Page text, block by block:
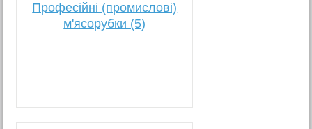
Професійні (промислові)
м'ясорубки (5)